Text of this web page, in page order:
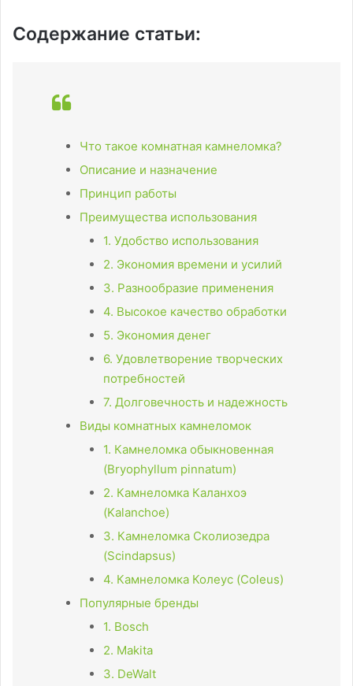
Содержание статьи:
Что такое комнатная камнеломка?
Описание и назначение
Принцип работы
Преимущества использования
1. Удобство использования
2. Экономия времени и усилий
3. Разнообразие применения
4. Высокое качество обработки
5. Экономия денег
6. Удовлетворение творческих
потребностей
7. Долговечность и надежность
Виды комнатных камнеломок
1. Камнеломка обыкновенная
(Bryophyllum pinnatum)
2. Камнеломка Каланхоэ
(Kalanchoe)
3. Камнеломка Сколиозедра
(Scindapsus)
4. Камнеломка Колеус (Coleus)
Популярные бренды
1. Bosch
2. Makita
3. DeWalt